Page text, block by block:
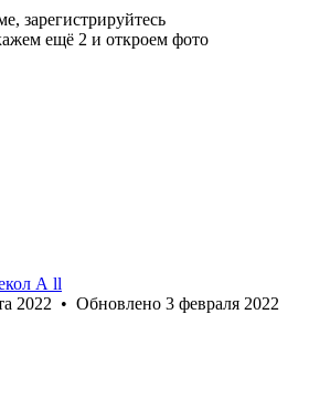
зарегистрируйтесь
ещё 2 и откроем фото
А ll
2022 • Обновлено 3 февраля 2022